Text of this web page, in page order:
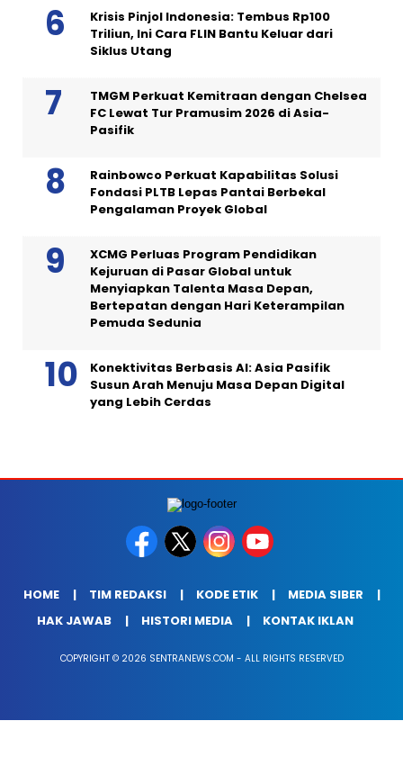
Krisis Pinjol Indonesia: Tembus Rp100
Triliun, Ini Cara FLIN Bantu Keluar dari
Siklus Utang
TMGM Perkuat Kemitraan dengan Chelsea
FC Lewat Tur Pramusim 2026 di Asia-
Pasifik
Rainbowco Perkuat Kapabilitas Solusi
Fondasi PLTB Lepas Pantai Berbekal
Pengalaman Proyek Global
XCMG Perluas Program Pendidikan
Kejuruan di Pasar Global untuk
Menyiapkan Talenta Masa Depan,
Bertepatan dengan Hari Keterampilan
Pemuda Sedunia
Konektivitas Berbasis AI: Asia Pasifik
Susun Arah Menuju Masa Depan Digital
yang Lebih Cerdas
HOME TIM REDAKSI KODE ETIK
MEDIA SIBER
HAK JAWAB
HISTORI MEDIA KONTAK IKLAN
COPYRIGHT © 2026 SENTRANEWS.COM - ALL RIGHTS RESERVED